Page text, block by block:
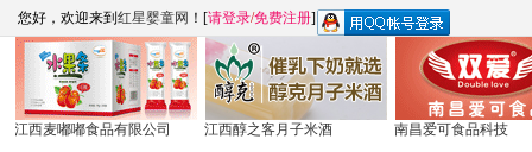
您好，欢迎来到 红星婴童网 ！[请登录/免费注册]
江西麦嘟嘟食品有限公司 江西醇之客月子米酒 南昌爱可食品科技